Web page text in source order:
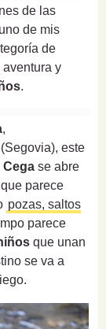
de las
de mis
de
aventura y
.
,
(Segovia), este
Cega se abre
parece
pozas, saltos
parece
que unan
se va a